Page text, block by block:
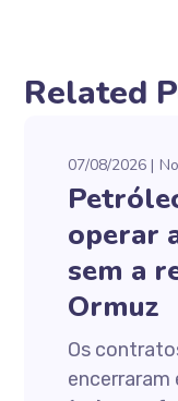
Related
07/08/2026
operar
sem a
Ormuz
Os